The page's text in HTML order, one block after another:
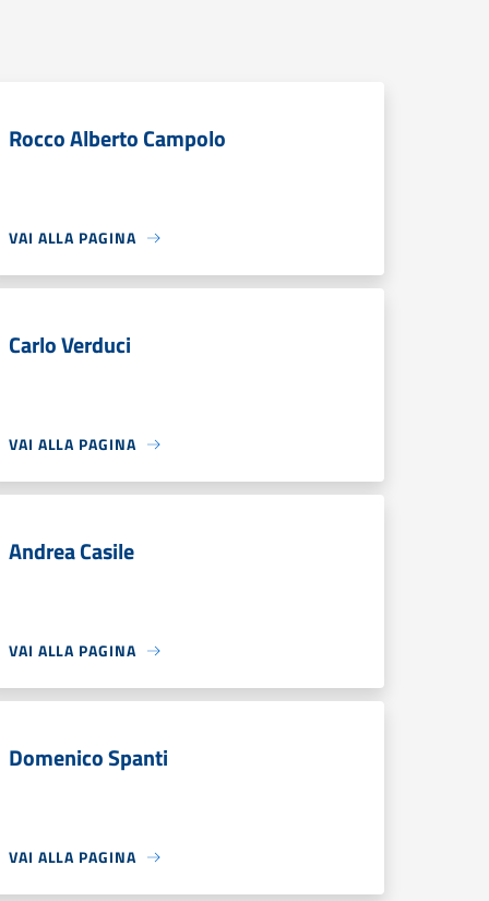
Rocco Alberto Campolo
VAI ALLA PAGINA
Carlo Verduci
VAI ALLA PAGINA
Andrea Casile
VAI ALLA PAGINA
Domenico Spanti
VAI ALLA PAGINA